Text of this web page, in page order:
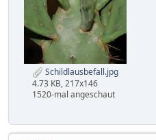
Schildlausbefall.jpg
4.73 KB, 217x146
1520-mal angeschaut